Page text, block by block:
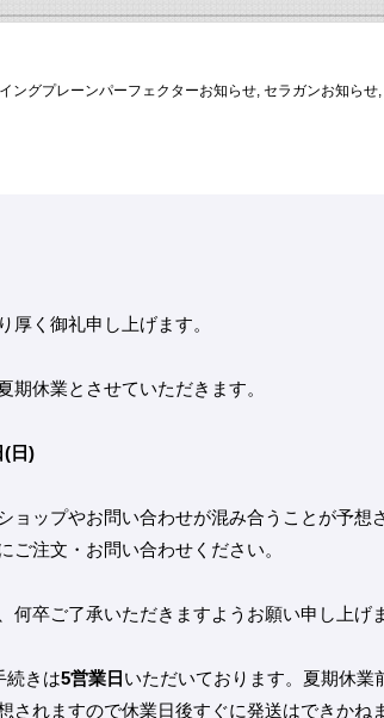
ングプレーンパーフェクターお知らせ, セラガンお知らせ,
厚く御礼申し上げます。
期休業とさせていただきます。
(日)
ョップやお問い合わせが混み合うことが予想
ご注文・お問い合わせください。
何卒ご了承いただきますようお願い申し上げ
続きは5営業日 いただいております。夏期休業
されますので休業日後すぐに発送はできかね